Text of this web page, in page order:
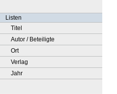
Listen
Titel
Autor / Beteiligte
Ort
Verlag
Jahr